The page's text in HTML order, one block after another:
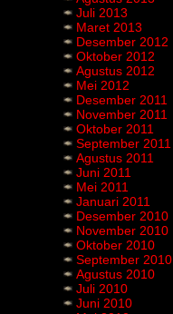
Juli 2013
Maret 2013
Desember 2012
Oktober 2012
Agustus 2012
Mei 2012
Desember 2011
November 2011
Oktober 2011
September 2011
Agustus 2011
Juni 2011
Mei 2011
Januari 2011
Desember 2010
November 2010
Oktober 2010
September 2010
Agustus 2010
Juli 2010
Juni 2010